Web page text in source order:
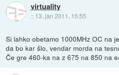
virtuality
:: 13. jan 2011, 15:55
Si lahko obetamo 1000MHz OC na
da bo kar šlo, vendar morda na
Če gre 460-ka na z 675 na 850 na